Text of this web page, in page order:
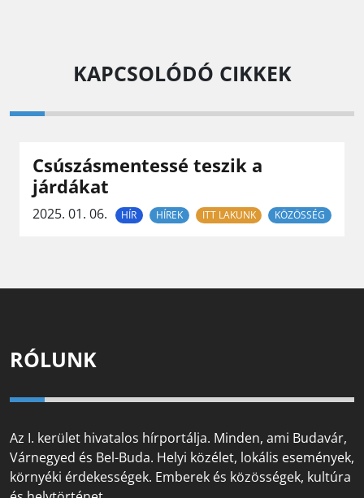
KAPCSOLÓDÓ CIKKEK
Csúszásmentessé teszik a
járdákat
2025. 01. 06. HÍR HÍREK ITT LAKUNK KÖZÖSSÉG
RÓLUNK
Az I. kerület hivatalos hírportálja. Minden, ami Budavár,
Várnegyed és Bel-Buda. Helyi közélet, lokális események,
környéki érdekességek. Emberek és közösségek, kultúra